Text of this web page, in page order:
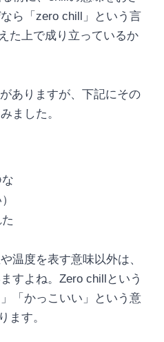
ら「zero chill」という言
た上で成り立っているか
ありますが、下記にその
ました。
温度を表す意味以外は、
すよね。Zero chillという
「かっこいい」という意
ます。